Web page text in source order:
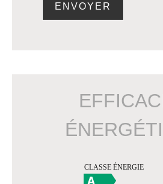
ENVOYER